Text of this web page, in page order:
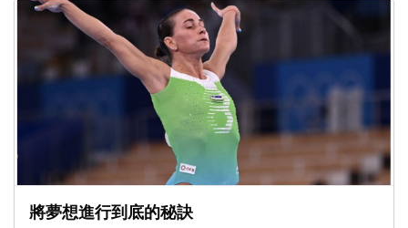
將夢想進行到底的秘訣